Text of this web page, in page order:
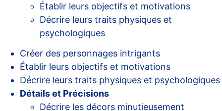
Établir leurs objectifs et motivations
Décrire leurs traits physiques et
psychologiques
Créer des personnages intrigants
Établir leurs objectifs et motivations
Décrire leurs traits physiques et psychologiques
Détails et Précisions
Décrire les décors minutieusement